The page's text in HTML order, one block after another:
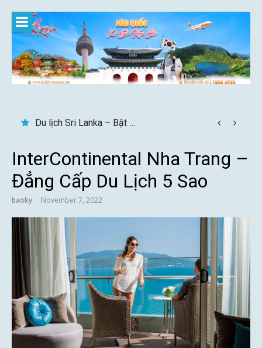
content
Du lịch Sri Lanka – Bật mí nên đi mùa nào đẹp
Gợi ý – Tháng 7 Hàn Quốc nên đi đâu, mặc gì đẹp?
InterContinental Nha Trang –
Đẳng Cấp Du Lịch 5 Sao
baoky November 7, 2022